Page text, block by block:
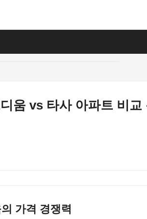
움 vs 타사 아파트 비교
가격 경쟁력